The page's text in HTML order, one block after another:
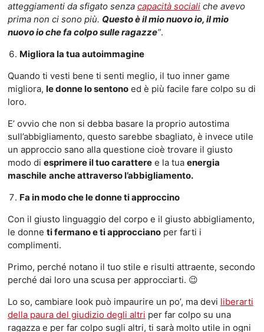
atteggiamenti da sfigato senza capacità socialiche avevo
prima non ci sono più. Questo è il mio nuovo io, il mio
nuovo io che fa colpo sulle ragazze”.
Migliora la tua autoimmagine
Quando ti vesti bene ti senti meglio, il tuo inner game
migliora, le donne lo sentonoed è più facile fare colpo su di
loro.
E’ ovvio che non si debba basare la proprio autostima
sull’abbigliamento, questo sarebbe sbagliato, è invece utile
un approccio sano alla questione cioè trovare il giusto
modo di esprimere il tuo caratteree la tua energia
maschile anche attraverso l’abbigliamento.
Fa in modo che le donne ti approccino
Con il giusto linguaggio del corpo e il giusto abbigliamento,
le donne ti fermano e ti approccianoper farti i
complimenti.
Primo, perché notano il tuo stile e risulti attraente, secondo
perché dai loro una scusa per approcciarti. 😉
Lo so, cambiare look può impaurire un po’, ma devi liberarti
della paura del giudizio degli altri per far colpo su una
ragazza e per far colpo sugli altri, ti sarà molto utile in ogni